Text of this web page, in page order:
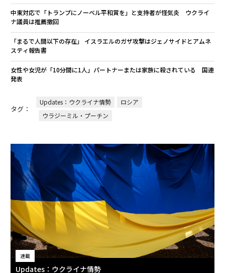
中東対応で「トランプにノーベル平和賞を」と支持者が怪気炎 ウクライ
ナ議員は推薦撤回
「まるで人間以下の存在」 イスラエルのガザ攻撃はジェノサイドとアムネ
スティ報告書
女性や女児が「10分間に1人」パートナーまたは家族に殺されている 国連
発表
タグ：
Updates：ウクライナ情勢
ロシア
ウラジーミル・プーチン
連載
Updates：ウクライナ情勢